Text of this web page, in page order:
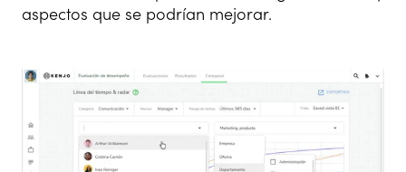
aspectos que se podrían mejorar.